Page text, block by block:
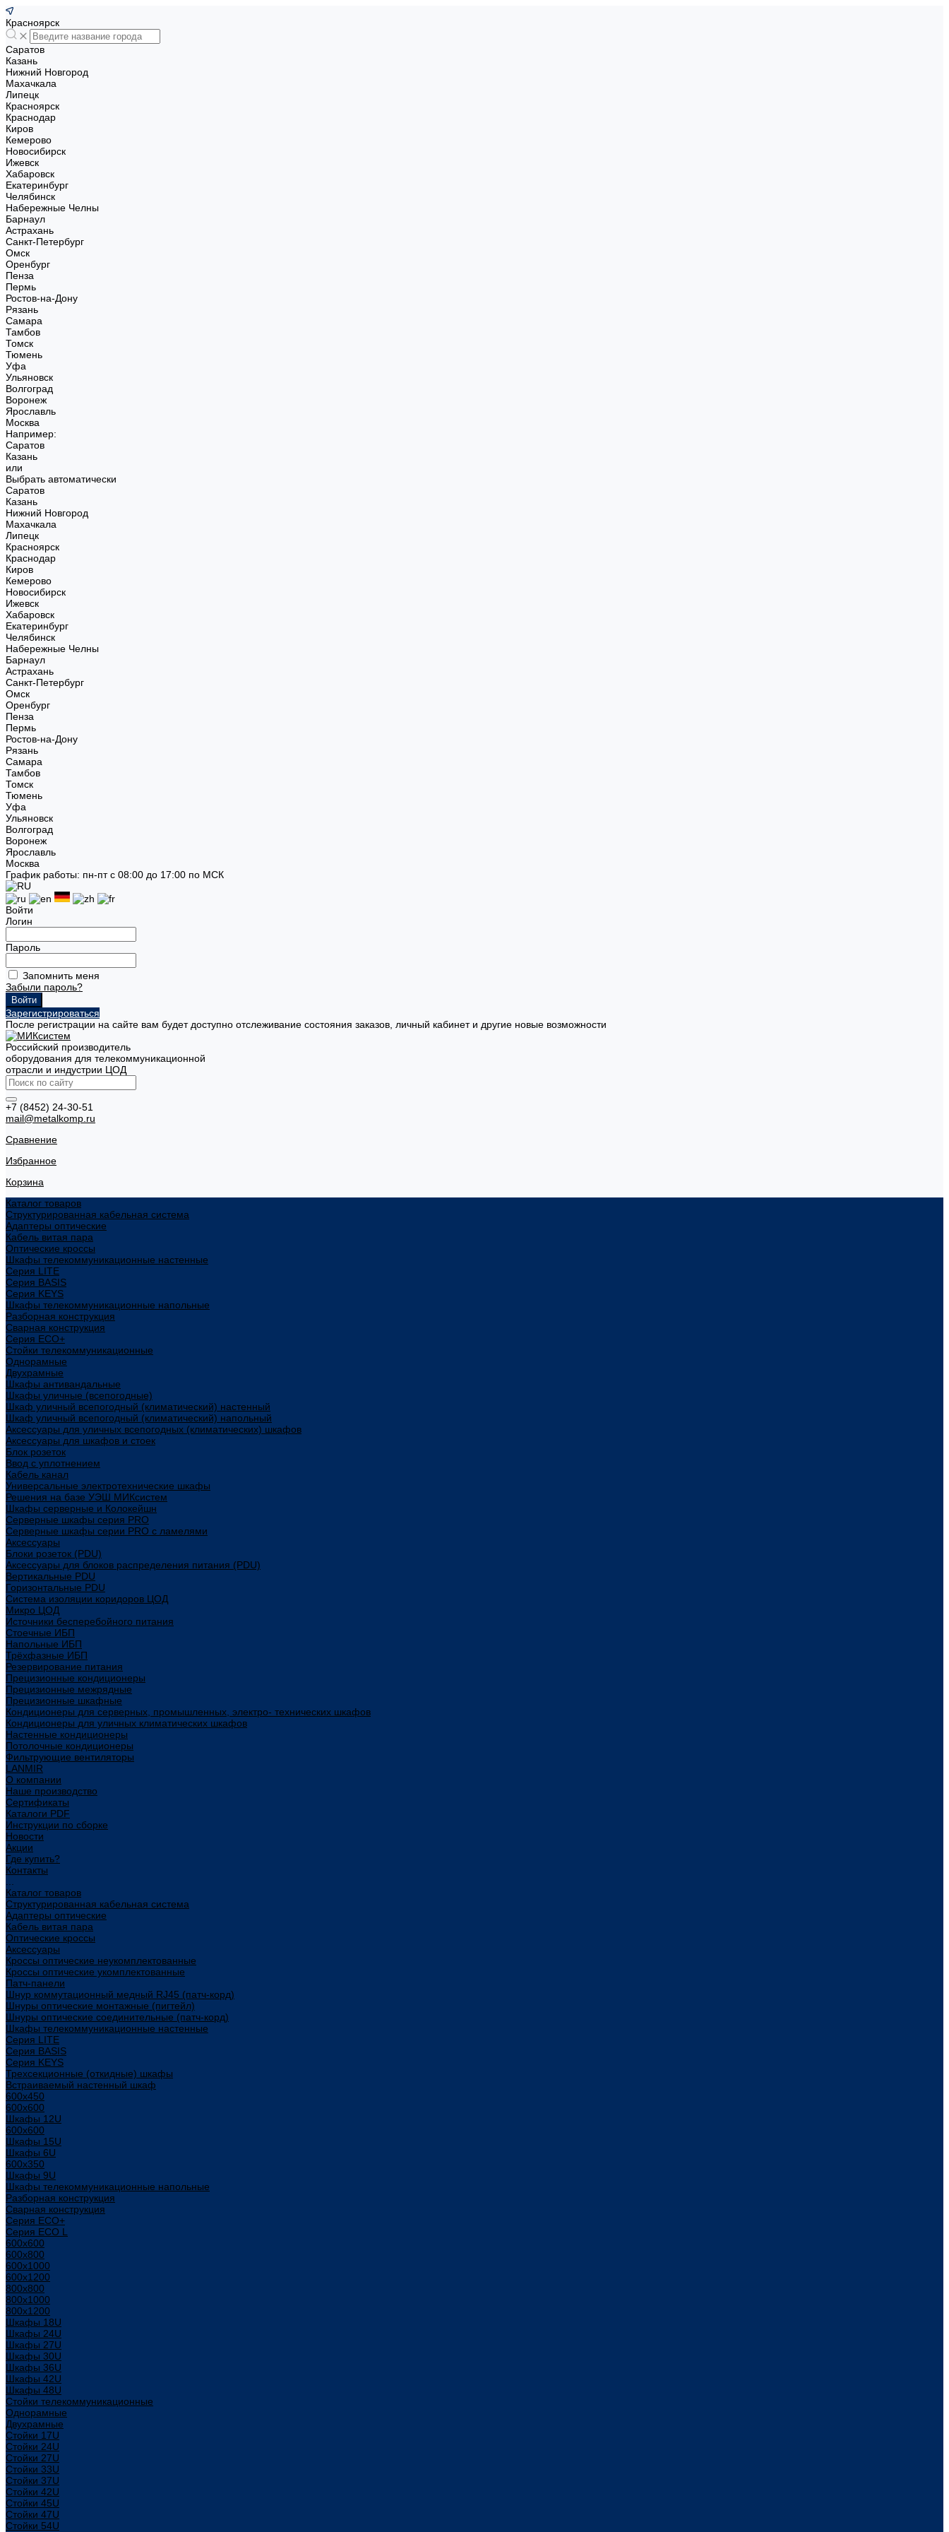
Красноярск
Саратов
Казань
Нижний Новгород
Махачкала
Липецк
Красноярск
Краснодар
Киров
Кемерово
Новосибирск
Ижевск
Хабаровск
Екатеринбург
Челябинск
Набережные Челны
Барнаул
Астрахань
Санкт-Петербург
Омск
Оренбург
Пенза
Пермь
Ростов-на-Дону
Рязань
Самара
Тамбов
Томск
Тюмень
Уфа
Ульяновск
Волгоград
Воронеж
Ярославль
Москва
Например:
Саратов
Казань
или
Выбрать автоматически
Саратов
Казань
Нижний Новгород
Махачкала
Липецк
Красноярск
Краснодар
Киров
Кемерово
Новосибирск
Ижевск
Хабаровск
Екатеринбург
Челябинск
Набережные Челны
Барнаул
Астрахань
Санкт-Петербург
Омск
Оренбург
Пенза
Пермь
Ростов-на-Дону
Рязань
Самара
Тамбов
Томск
Тюмень
Уфа
Ульяновск
Волгоград
Воронеж
Ярославль
Москва
График работы: пн-пт с 08:00 до 17:00 по МСК
Войти
Логин
Пароль
Запомнить меня
Забыли пароль?
Зарегистрироваться
После регистрации на сайте вам будет доступно отслеживание состояния заказов, личный кабинет и другие новые возможности
Российский производитель
оборудования для телекоммуникационной
отрасли и индустрии ЦОД
+7 (8452) 24-30-51
mail@metalkomp.ru
Сравнение
Избранное
Корзина
Каталог товаров
Структурированная кабельная система
Адаптеры оптические
Кабель витая пара
Оптические кроссы
Шкафы телекоммуникационные настенные
Cерия LITE
Cерия BASIS
Cерия KEYS
Шкафы телекоммуникационные напольные
Разборная конструкция
Сварная конструкция
Серия ECO+
Стойки телекоммуникационные
Однорамные
Двухрамные
Шкафы антивандальные
Шкафы уличные (всепогодные)
Шкаф уличный всепогодный (климатический) настенный
Шкаф уличный всепогодный (климатический) напольный
Аксессуары для уличных всепогодных (климатических) шкафов
Аксессуары для шкафов и стоек
Блок розеток
Ввод с уплотнением
Кабель канал
Универсальные электротехнические шкафы
Решения на базе УЭШ МИКсистем
Шкафы серверные и Колокейшн
Серверные шкафы серия PRO
Серверные шкафы серии PRO с ламелями
Аксессуары
Блоки розеток (PDU)
Аксессуары для блоков распределения питания (PDU)
Вертикальные PDU
Горизонтальные PDU
Система изоляции коридоров ЦОД
Микро ЦОД
Источники бесперебойного питания
Стоечные ИБП
Напольные ИБП
Трёхфазные ИБП
Резервирование питания
Прецизионные кондиционеры
Прецизионные межрядные
Прецизионные шкафные
Кондиционеры для серверных, промышленных, электро- технических шкафов
Кондиционеры для уличных климатических шкафов
Настенные кондиционеры
Потолочные кондиционеры
Фильтрующие вентиляторы
LANMIR
О компании
Наше производство
Сертификаты
Каталоги PDF
Инструкции по сборке
Новости
Акции
Где купить?
Контакты
Каталог товаров
Структурированная кабельная система
Адаптеры оптические
Кабель витая пара
Оптические кроссы
Аксессуары
Кроссы оптические неукомплектованные
Кроссы оптические укомплектованные
Патч-панели
Шнур коммутационный медный RJ45 (патч-корд)
Шнуры оптические монтажные (пигтейл)
Шнуры оптические соединительные (патч-корд)
Шкафы телекоммуникационные настенные
Cерия LITE
Cерия BASIS
Cерия KEYS
Трехсекционные (откидные) шкафы
Встраиваемый настенный шкаф
600x450
600x600
Шкафы 12U
600x600
Шкафы 15U
Шкафы 6U
600x350
Шкафы 9U
Шкафы телекоммуникационные напольные
Разборная конструкция
Сварная конструкция
Серия ECO+
Серия ECO L
600x600
600x800
600х1000
600х1200
800x800
800х1000
800х1200
Шкафы 18U
Шкафы 24U
Шкафы 27U
Шкафы 30U
Шкафы 36U
Шкафы 42U
Шкафы 48U
Стойки телекоммуникационные
Однорамные
Двухрамные
Стойки 17U
Стойки 24U
Стойки 27U
Стойки 33U
Стойки 37U
Стойки 42U
Стойки 45U
Стойки 47U
Стойки 54U